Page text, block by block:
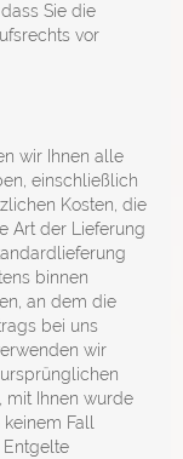
Sie die
vor
wir Ihnen alle
einschließlich
Kosten, die
Art der Lieferung
binnen
an dem die
bei uns
wir
mit Ihnen wurde
Fall